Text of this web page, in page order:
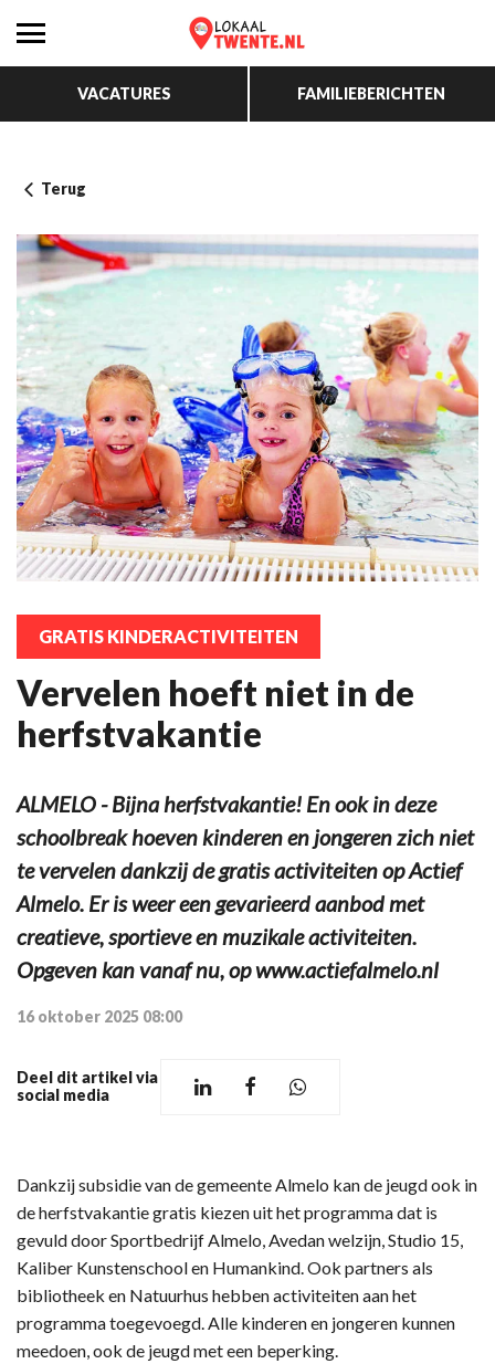
VACATURES FAMILIEBERICHTEN
Terug
GRATIS KINDERACTIVITEITEN
Vervelen hoeft niet in de
herfstvakantie
ALMELO - Bijna herfstvakantie! En ook in deze
schoolbreak hoeven kinderen en jongeren zich niet
te vervelen dankzij de gratis activiteiten op Actief
Almelo. Er is weer een gevarieerd aanbod met
creatieve, sportieve en muzikale activiteiten.
Opgeven kan vanaf nu, op www.actiefalmelo.nl
16 oktober 2025 08:00
Deel dit artikel via
social media
Dankzij subsidie van de gemeente Almelo kan de jeugd ook in
de herfstvakantie gratis kiezen uit het programma dat is
gevuld door Sportbedrijf Almelo, Avedan welzijn, Studio 15,
Kaliber Kunstenschool en Humankind. Ook partners als
bibliotheek en Natuurhus hebben activiteiten aan het
programma toegevoegd. Alle kinderen en jongeren kunnen
meedoen, ook de jeugd met een beperking.